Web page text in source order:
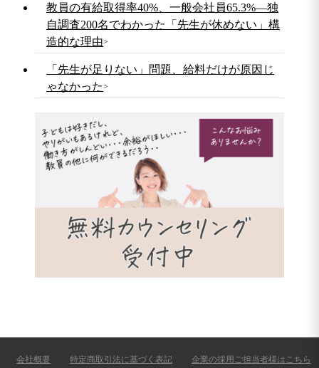
教員の有給取得率40%、一般会社員65.3%—独
自調査200名でわかった「先生が休めない」構
造的な理由
「先生が足りない」問題、給料だけが原因じ
ゃなかった
会社概要 特定商取引法に基づく表記 企業の採用ご担当者様はこちら